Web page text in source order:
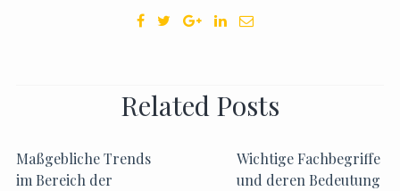
Related Posts
Maßgebliche Trends
im Bereich der
Wichtige Fachbegriffe
und deren Bedeutung